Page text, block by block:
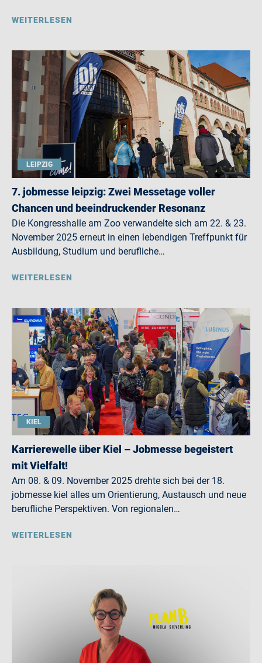
WEITERLESEN
LEIPZIG
7. jobmesse leipzig: Zwei Messetage voller
Chancen und beeindruckender Resonanz
Die Kongresshalle am Zoo verwandelte sich am 22. & 23.
November 2025 erneut in einen lebendigen Treffpunkt für
Ausbildung, Studium und berufliche…
WEITERLESEN
KIEL
Karrierewelle über Kiel – Jobmesse begeistert
mit Vielfalt!
Am 08. & 09. November 2025 drehte sich bei der 18.
jobmesse kiel alles um Orientierung, Austausch und neue
berufliche Perspektiven. Von regionalen…
WEITERLESEN